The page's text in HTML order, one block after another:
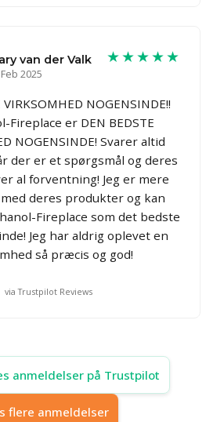
van der Valk
2025
★★★★★
VIRKSOMHED NOGENSINDE!!
Fireplace er DEN BEDSTE
NOGENSINDE! Svarer altid
der er et spørgsmål og deres
al forventning! Jeg er mere
deres produkter og kan
Fireplace som det bedste
Jeg har aldrig oplevet en
så præcis og god!
via Trustpilot Reviews
anmeldelser på Trustpilot
flere anmeldelser